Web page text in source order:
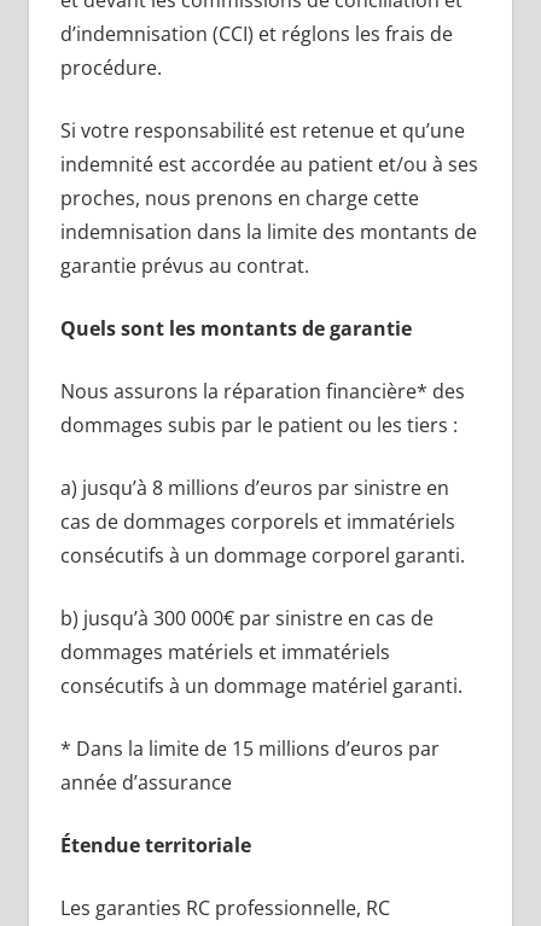
d’indemnisation (CCI) et réglons les frais de
procédure.
Si votre responsabilité est retenue et qu’une
indemnité est accordée au patient et/ou à ses
proches, nous prenons en charge cette
indemnisation dans la limite des montants de
garantie prévus au contrat.
Quels sont les montants de garantie
Nous assurons la réparation financière* des
dommages subis par le patient ou les tiers :
a) jusqu’à 8 millions d’euros par sinistre en
cas de dommages corporels et immatériels
consécutifs à un dommage corporel garanti.
b) jusqu’à 300 000€ par sinistre en cas de
dommages matériels et immatériels
consécutifs à un dommage matériel garanti.
* Dans la limite de 15 millions d’euros par
année d’assurance
Étendue territoriale
Les garanties RC professionnelle, RC